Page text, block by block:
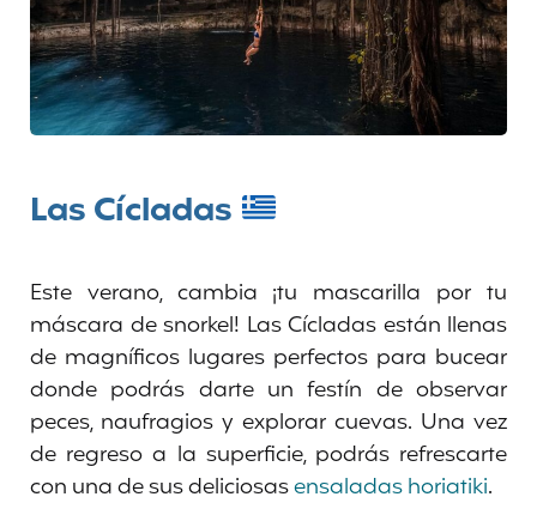
Las Cícladas
Este verano, cambia ¡tu mascarilla por tu
máscara de snorkel! Las Cícladas están llenas
de magníficos lugares perfectos para bucear
donde podrás darte un festín de observar
peces, naufragios y explorar cuevas. Una vez
de regreso a la superficie, podrás refrescarte
con una de sus deliciosasensaladas horiatiki.